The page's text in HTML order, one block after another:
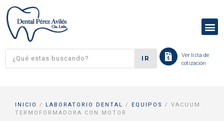
IR
Ver lista de
cotización
INICIO / LABORATORIO DENTAL / EQUIPOS
/ VACUUM
TERMOFORMADORA CON MOTOR